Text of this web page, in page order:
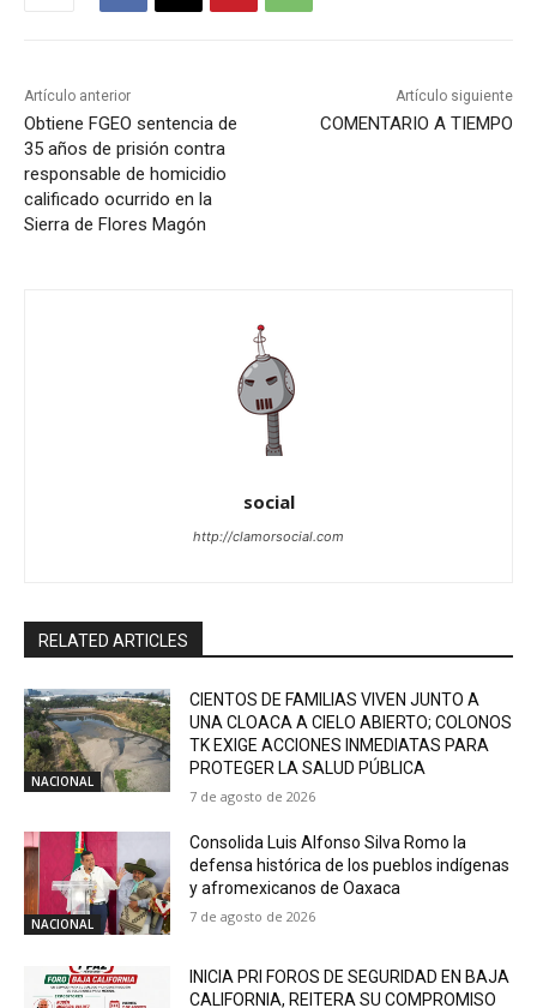
Artículo anterior
Obtiene FGEO sentencia de
35 años de prisión contra
responsable de homicidio
calificado ocurrido en la
Sierra de Flores Magón
Artículo siguiente
COMENTARIO A TIEMPO
social
http://clamorsocial.com
RELATED ARTICLES
NACIONAL
CIENTOS DE FAMILIAS VIVEN JUNTO A
UNA CLOACA A CIELO ABIERTO; COLONOS
TK EXIGE ACCIONES INMEDIATAS PARA
PROTEGER LA SALUD PÚBLICA
7 de agosto de 2026
NACIONAL
Consolida Luis Alfonso Silva Romo la
defensa histórica de los pueblos indígenas
y afromexicanos de Oaxaca
7 de agosto de 2026
INICIA PRI FOROS DE SEGURIDAD EN BAJA
CALIFORNIA, REITERA SU COMPROMISO